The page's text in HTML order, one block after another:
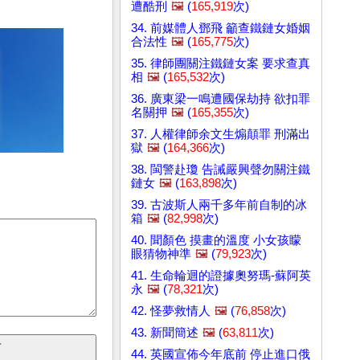
遭酷刑 🖼️ (165,919次)
34. 前媒體人鄧飛 籲查鐵鏈女婚姻
合法性 🖼️ (165,775次)
35. 律師團關注鐵鏈女案 要求查真
相 🖼️ (165,532次)
36. 廣東梁一鳴遭國保劫持 欲扣罪
名關押 🖼️ (165,355次)
37. 人權律師余文生煽顛罪 刑滿出
獄 🖼️ (164,366次)
38. 閩警赴瓊 告誡嚴興聲勿關注鐵
鏈女 🖼️ (163,898次)
39. 古波斯人兩千多年前自制的冰
箱 🖼️ (82,998次)
40. 聞顏色 摸畫的溫度 小女孩矇
眼猜物神準 🖼️ (79,923次)
41. 生命輪迴的證據奧努瑪-蘇阿英
永 🖼️ (78,321次)
42. 怪夢救情人 🖼️ (76,858次)
43. 新聞簡述 🖼️ (63,811次)
44. 英國宣佈今年底前 停止進口俄